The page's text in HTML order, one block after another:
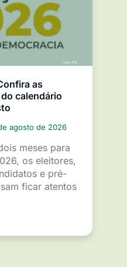
as
calendário
agosto de 2026
meses para
os eleitores,
e pré-
ficar atentos